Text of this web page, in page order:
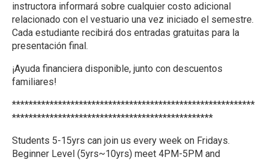
instructora informará sobre cualquier costo adicional
relacionado con el vestuario una vez iniciado el semestre.
Cada estudiante recibirá dos entradas gratuitas para la
presentación final.
¡Ayuda financiera disponible, junto con descuentos
familiares!
**********************************************************
************************************************
Students 5-15yrs can join us every week on Fridays.
Beginner Level (5yrs~10yrs) meet 4PM-5PM and